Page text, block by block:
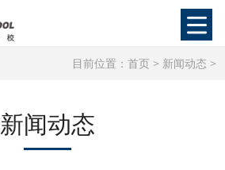
目前位置： 首页> 新闻动态 >
新闻动态